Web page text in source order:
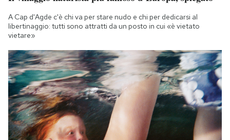
A Cap d'Agde c'è chi va per stare nudo e chi per dedicarsi al
libertinaggio: tutti sono attratti da un posto in cui «è vietato
vietare»